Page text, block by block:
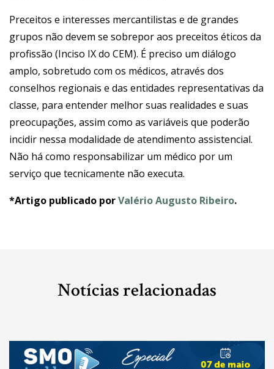
Preceitos e interesses mercantilistas e de grandes
grupos não devem se sobrepor aos preceitos éticos da
profissão (Inciso IX do CEM). É preciso um diálogo
amplo, sobretudo com os médicos, através dos
conselhos regionais e das entidades representativas da
classe, para entender melhor suas realidades e suas
preocupações, assim como as variáveis que poderão
incidir nessa modalidade de atendimento assistencial.
Não há como responsabilizar um médico por um
serviço que tecnicamente não executa.
*Artigo publicado porValério Augusto Ribeiro.
Notícias relacionadas